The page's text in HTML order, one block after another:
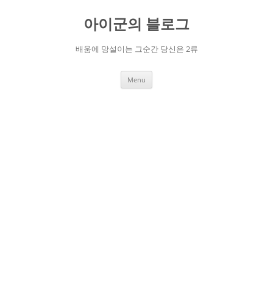
아이군의 블로그
배움에 망설이는 그순간 당신은 2류
Menu